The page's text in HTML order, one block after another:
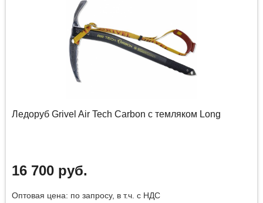
Ледоруб Grivel Air Tech Carbon с темляком Long
16 700 руб.
Оптовая цена: по запросу, в т.ч. с НДС